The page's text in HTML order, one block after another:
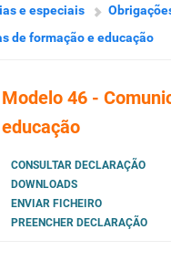
e especiais
de formação e educação
Modelo 46 -
educação
CONSULTAR DECLARAÇÃO
DOWNLOADS
ENVIAR FICHEIRO
PREENCHER DECLARAÇÃO